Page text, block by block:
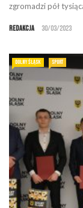
zgromadzi pół
Redakcja 30/03/2023
DOLNY ŚLĄSK SPORT